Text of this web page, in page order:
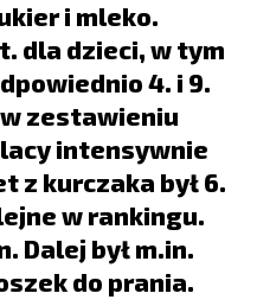
i mleko.
dla dzieci, w tym
4. i 9.
w zestawieniu
intensywnie
z kurczaka był 6.
w rankingu.
Dalej był m.in.
do prania.